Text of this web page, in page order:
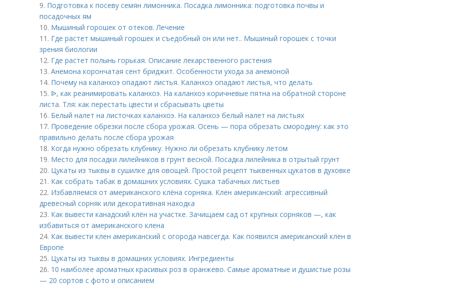
9. Подготовка к посеву семян лимонника. Посадка лимонника: подготовка почвы и
посадочных ям
10. Мышиный горошек от отеков. Лечение
11. Где растет мышиный горошек и съедобный он или нет.. Мышиный горошек с точки
зрения биологии
12. Где растет полынь горькая. Описание лекарственного растения
13. Анемона корончатая сент бриджит. Особенности ухода за анемоной
14. Почему на каланхоэ опадают листья. Каланхоэ опадают листья, что делать
15. ᐉ, как реанимировать каланхоэ. На каланхоэ коричневые пятна на обратной стороне
листа. Тля: как перестать цвести и сбрасывать цветы
16. Белый налет на листочках каланхоэ. На каланхоэ белый налет на листьях
17. Проведение обрезки после сбора урожая. Осень — пора обрезать смородину: как это
правильно делать после сбора урожая
18. Когда нужно обрезать клубнику. Нужно ли обрезать клубнику летом
19. Место для посадки лилейников в грунт весной. Посадка лилейника в отрытый грунт
20. Цукаты из тыквы в сушилке для овощей. Простой рецепт тыквенных цукатов в духовке
21. Как собрать табак в домашних условиях. Сушка табачных листьев
22. Избавляемся от американского клёна сорняка. Клен американский: агрессивный
древесный сорняк или декоративная находка
23. Как вывести канадский клён на участке. Зачищаем сад от крупных сорняков —, как
избавиться от американского клена
24. Как вывести клен американский с огорода навсегда. Как появился американский клен в
Европе
25. Цукаты из тыквы в домашних условиях. Ингредиенты
26. 10 наиболее ароматных красивых роз в оранжево. Самые ароматные и душистые розы
— 20 сортов с фото и описанием